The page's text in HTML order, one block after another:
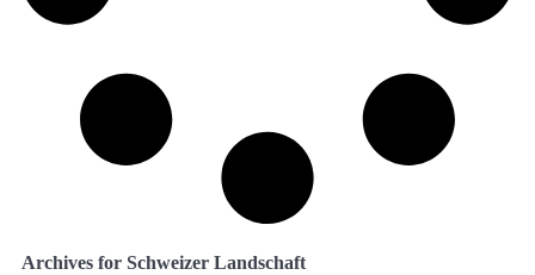
Archives for Schweizer Landschaft